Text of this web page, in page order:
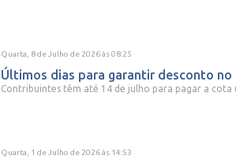
Quarta, 8 de Julho de 2026às08:25
Últimos dias para garantir desconto no
Contribuintes têm até 14 de julho para pagar a
Quarta, 1 de Julho de 2026às 14:53